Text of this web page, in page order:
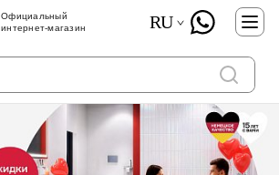
Официальный
интернет-магазин
RU